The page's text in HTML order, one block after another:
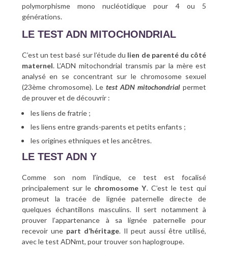
polymorphisme mono nucléotidique pour 4 ou 5
générations.
LE TEST ADN MITOCHONDRIAL
C’est un test basé sur l’étude du lien de parenté du côté
maternel. L’ADN mitochondrial transmis par la mère est
analysé en se concentrant sur le chromosome sexuel
(23ème chromosome). Le test ADN mitochondrialpermet
de prouver et de découvrir :
les liens de fratrie ;
les liens entre grands-parents et petits enfants ;
les origines ethniques et les ancêtres.
LE TEST ADN Y
Comme son nom l’indique, ce test est focalisé
principalement sur le chromosome Y. C’est le test qui
promeut la tracée de lignée paternelle directe de
quelques échantillons masculins. Il sert notamment à
prouver l’appartenance à sa lignée paternelle pour
recevoir une part d’héritage. Il peut aussi être utilisé,
avec le test ADNmt, pour trouver son haplogroupe.